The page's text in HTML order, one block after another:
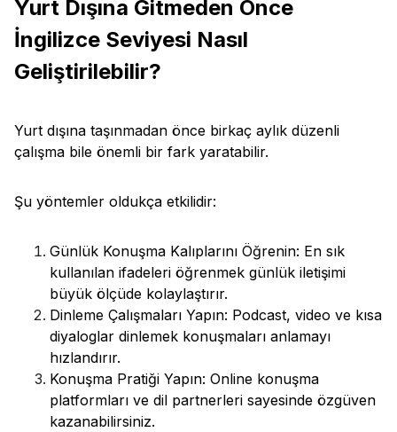
Yurt Dışına Gitmeden Önce
İngilizce Seviyesi Nasıl
Geliştirilebilir?
Yurt dışına taşınmadan önce birkaç aylık düzenli
çalışma bile önemli bir fark yaratabilir.
Şu yöntemler oldukça etkilidir:
Günlük Konuşma Kalıplarını Öğrenin: En sık
kullanılan ifadeleri öğrenmek günlük iletişimi
büyük ölçüde kolaylaştırır.
Dinleme Çalışmaları Yapın: Podcast, video ve kısa
diyaloglar dinlemek konuşmaları anlamayı
hızlandırır.
Konuşma Pratiği Yapın: Online konuşma
platformları ve dil partnerleri sayesinde özgüven
kazanabilirsiniz.